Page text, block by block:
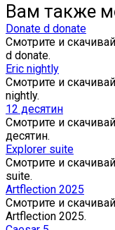
Вам также
Donate d donate
Смотрите и
d donate.
Eric nightly
Смотрите и
nightly.
12 десятин
Смотрите и
десятин.
Explorer suite
Смотрите и
suite.
Artflection 2025
Смотрите и
Artflection 2025.